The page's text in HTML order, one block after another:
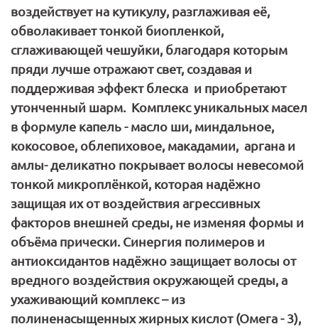
воздействует на кутикулу, разглаживая её,
обволакивает тонкой биопленкой,
сглаживающей чешуйки, благодаря которым
пряди лучше отражают свет, создавая и
поддерживая эффект блеска и приобретают
утонченный шарм. Комплекс уникальных масел
в формуле капель - масло ши, миндальное,
кокосовое, облепиховое, макадамии, аргана и
амлы- деликатно покрывает волосы невесомой
тонкой микроплёнкой, которая надёжно
защищая их от воздействия агрессивных
факторов внешней среды, не изменяя формы и
объёма прически. Синергия полимеров и
антиоксидантов надёжно защищает волосы от
вредного воздействия окружающей среды, а
ухаживающий комплекс – из
полиненасыщенных жирных кислот (Омега - 3),